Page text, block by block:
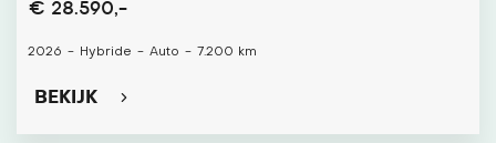
€ 28.590,-
2026 - Hybride - Auto - 7.200 km
BEKIJK